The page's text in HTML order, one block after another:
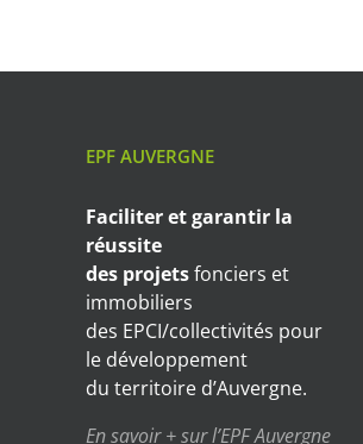
EPF AUVERGNE
Faciliter et garantir la
réussite
des projetsfonciers et
immobiliers
des EPCI/collectivités pour
le développement
du territoire d’Auvergne.
En savoir + sur l’EPF Auvergne